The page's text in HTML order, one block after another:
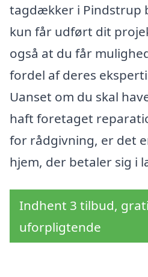
tagdækker i Pindstrup
kun får udført dit
også at du får
fordel af deres
Uanset om du skal
haft foretaget
for rådgivning, er det
hjem, der betaler sig i
Indhent 3 tilbud,
uforpligtende